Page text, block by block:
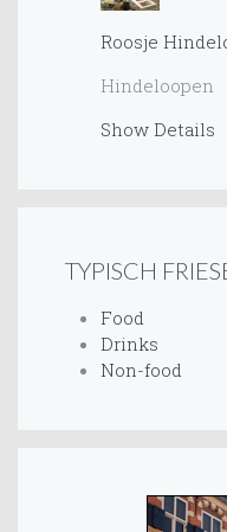
Roosje
Hindeloopen
Show Details
TYPISCH
Food
Drinks
Non-food